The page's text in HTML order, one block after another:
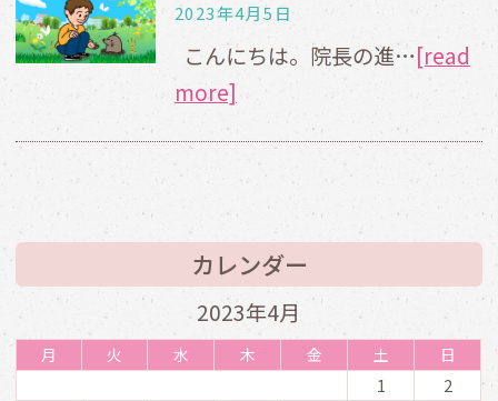
2023年4月5日
こんにちは。院長の進…[read
more]
カレンダー
2023年4月
月 火 水 木 金 土 日
1
2